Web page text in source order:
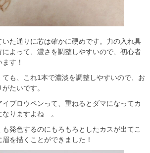
た通りに芯は確かに硬めです。力の入れ具
よって、濃さを調整しやすいので、初心者
す！
も、これ1本で濃淡を調整しやすいので、お
たいです。
イブロウペンって、重ねるとダマになってカ
なりますよね…。
も発色するのにもろもろとしたカスが出てこ
を描くことができました！